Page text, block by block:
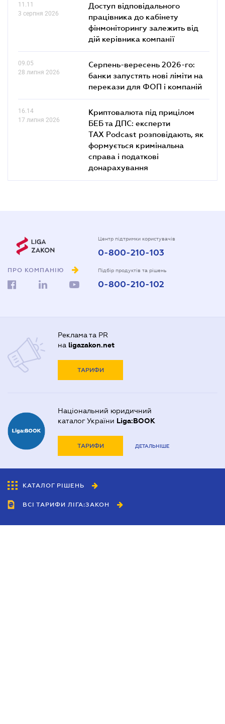
11.11
3 серпня 2026
Доступ відповідального
працівника до кабінету
фінмоніторингу залежить від
дій керівника компанії
09.05
28 липня 2026
Серпень-вересень 2026-го:
банки запустять нові ліміти на
перекази для ФОП і компаній
16.14
17 липня 2026
Криптовалюта під прицілом
БЕБ та ДПС: експерти
TAX Podcast розповідають, як
формується кримінальна
справа і податкові
донарахування
ПРО КОМПАНІЮ
Центр підтримки користувачів
0-800-210-103
Підбір продуктів та рішень
0-800-210-102
Реклама та PR
на ligazakon.net
ТАРИФИ
Національний юридичний
каталог України Liga:BOOK
ТАРИФИ ДЕТАЛЬНІШЕ
КАТАЛОГ РІШЕНЬ
ВСІ ТАРИФИ ЛІГА:ЗАКОН